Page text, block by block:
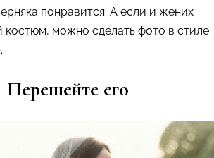
понравится. А если и жених
костюм, можно сделать фото в стиле
Перешейте его